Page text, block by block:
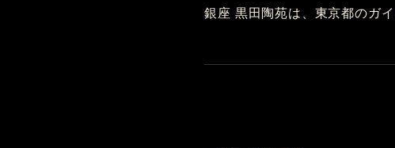
銀座 黒田陶苑は、東京都のガ